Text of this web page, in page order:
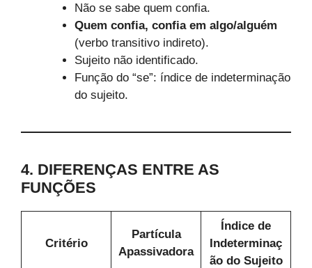
Não se sabe quem confia.
Quem confia, confia em algo/alguém
(verbo transitivo indireto).
Sujeito não identificado.
Função do “se”: índice de indeterminação
do sujeito.
4. DIFERENÇAS ENTRE AS
FUNÇÕES
Critério
Partícula
Apassivadora
Índice de
Indeterminaç
ão do Sujeito